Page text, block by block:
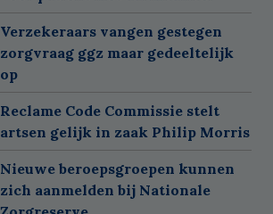
Verzekeraars vangen gestegen
zorgvraag ggz maar gedeeltelijk
op
Reclame Code Commissie stelt
artsen gelijk in zaak Philip Morris
Nieuwe beroepsgroepen kunnen
zich aanmelden bij Nationale